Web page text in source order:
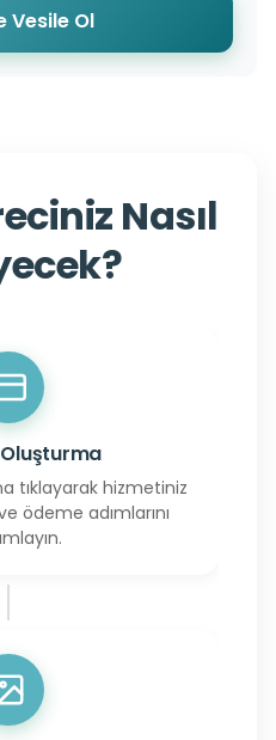
Vesile Ol
Nasıl
Oluşturma
tıklayarak hizmetiniz
ödeme adımlarını